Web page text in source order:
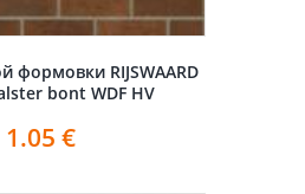
формовки RIJSWAARD
bont WDF HV
1.05 €